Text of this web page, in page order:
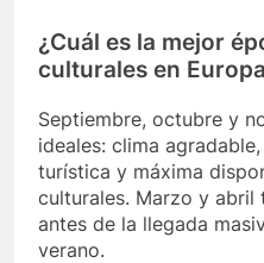
¿Cuál es la mejor
culturales en
Septiembre, octubre y
ideales: clima
turística y máxima
culturales. Marzo y abril
antes de la llegada
verano.